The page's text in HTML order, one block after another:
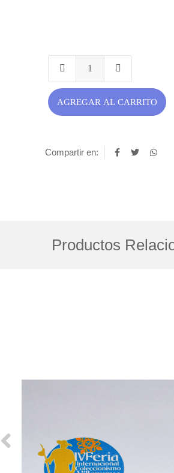
AGREGAR AL CARRITO
Compartir en:
Productos